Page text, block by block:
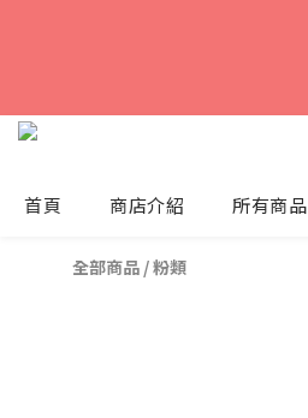
首頁 商店介紹 所有商品
全部商品 /粉類